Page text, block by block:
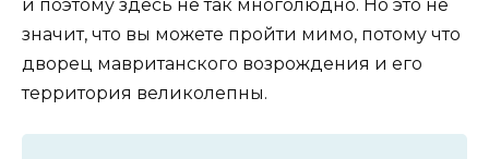
и поэтому здесь не так многолюдно. Но это не
значит, что вы можете пройти мимо, потому что
дворец мавританского возрождения и его
территория великолепны.